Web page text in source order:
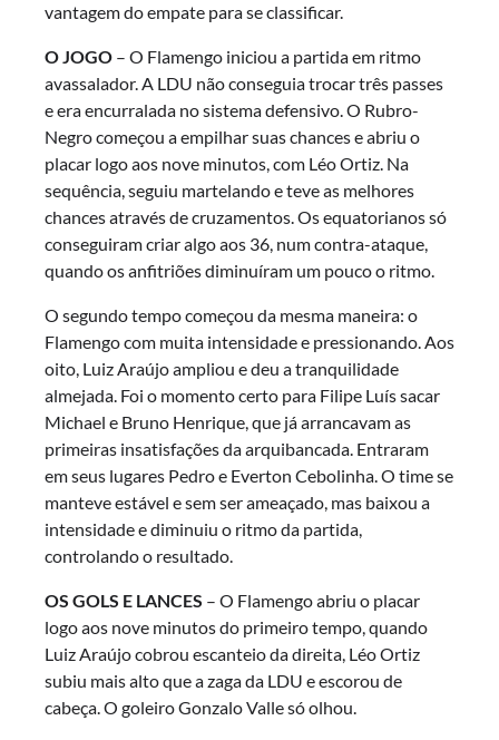
vantagem do empate para se classificar.
O JOGO – O Flamengo iniciou a partida em ritmo
avassalador. A LDU não conseguia trocar três passes
e era encurralada no sistema defensivo. O Rubro-
Negro começou a empilhar suas chances e abriu o
placar logo aos nove minutos, com Léo Ortiz. Na
sequência, seguiu martelando e teve as melhores
chances através de cruzamentos. Os equatorianos só
conseguiram criar algo aos 36, num contra-ataque,
quando os anfitriões diminuíram um pouco o ritmo.
O segundo tempo começou da mesma maneira: o
Flamengo com muita intensidade e pressionando. Aos
oito, Luiz Araújo ampliou e deu a tranquilidade
almejada. Foi o momento certo para Filipe Luís sacar
Michael e Bruno Henrique, que já arrancavam as
primeiras insatisfações da arquibancada. Entraram
em seus lugares Pedro e Everton Cebolinha. O time se
manteve estável e sem ser ameaçado, mas baixou a
intensidade e diminuiu o ritmo da partida,
controlando o resultado.
OS GOLS E LANCES – O Flamengo abriu o placar
logo aos nove minutos do primeiro tempo, quando
Luiz Araújo cobrou escanteio da direita, Léo Ortiz
subiu mais alto que a zaga da LDU e escorou de
cabeça. O goleiro Gonzalo Valle só olhou.